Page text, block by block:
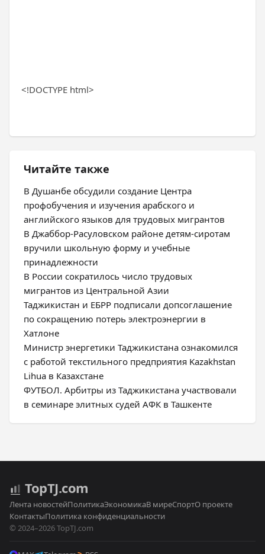
<!DOCTYPE html>
Читайте также
В Душанбе обсудили создание Центра
профобучения и изучения арабского и
английского языков для трудовых мигрантов
В Джаббор-Расуловском районе детям-сиротам
вручили школьную форму и учебные
принадлежности
В России сократилось число трудовых
мигрантов из Центральной Азии
Таджикистан и ЕБРР подписали допсоглашение
по сокращению потерь электроэнергии в
Хатлоне
Министр энергетики Таджикистана ознакомился
с работой текстильного предприятия Kazakhstan
Lihua в Казахстане
ФУТБОЛ. Арбитры из Таджикистана участвовали
в семинаре элитных судей АФК в Ташкенте
TopTJ.com
Лента новостейПолитикаЭкономикаВ миреСпортО проекте
КонтактыПолитика конфиденциальности
© 2024–2026 TopTJ.com